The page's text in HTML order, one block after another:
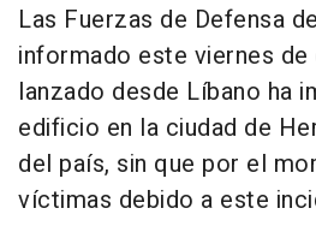
Las Fuerzas de Defensa
informado este viernes de
lanzado desde Líbano ha
edificio en la ciudad de
del país, sin que por el
víctimas debido a este